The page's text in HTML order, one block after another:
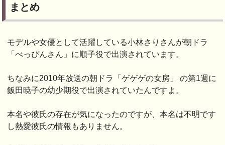
まとめ
モデルや女優として活躍している小林さりさんが朝ドラ
「べっぴんさん」に順子役で出演されています。
ちなみに2010年放送の朝ドラ「ゲゲゲの女房」 の第1週に
飯田暁子の幼少期役で出演されていたんですよ。
本名や彼氏の存在が気になったのですが、本名は不明です
し熱愛彼氏の情報もありません。